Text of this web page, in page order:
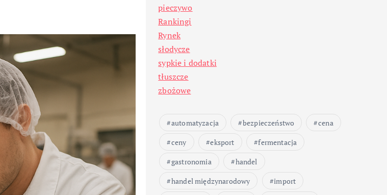
pieczywo
Rankingi
Rynek
słodycze
sypkie i dodatki
tłuszcze
zbożowe
automatyzacja bezpieczeństwo
cena
ceny
eksport
fermentacja
gastronomia
handel
handel międzynarodowy
import